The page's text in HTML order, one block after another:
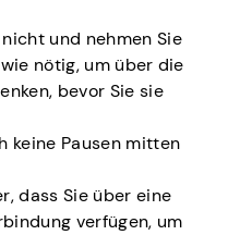
und nehmen Sie
nötig, um über die
bevor Sie sie
keine Pausen mitten
dass Sie über eine
verfügen, um